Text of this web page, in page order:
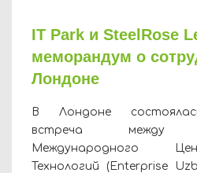
IT Park и SteelRose
меморандум о
Лондоне
В Лондоне
встреча между
Международного
Технологий (Enterprise